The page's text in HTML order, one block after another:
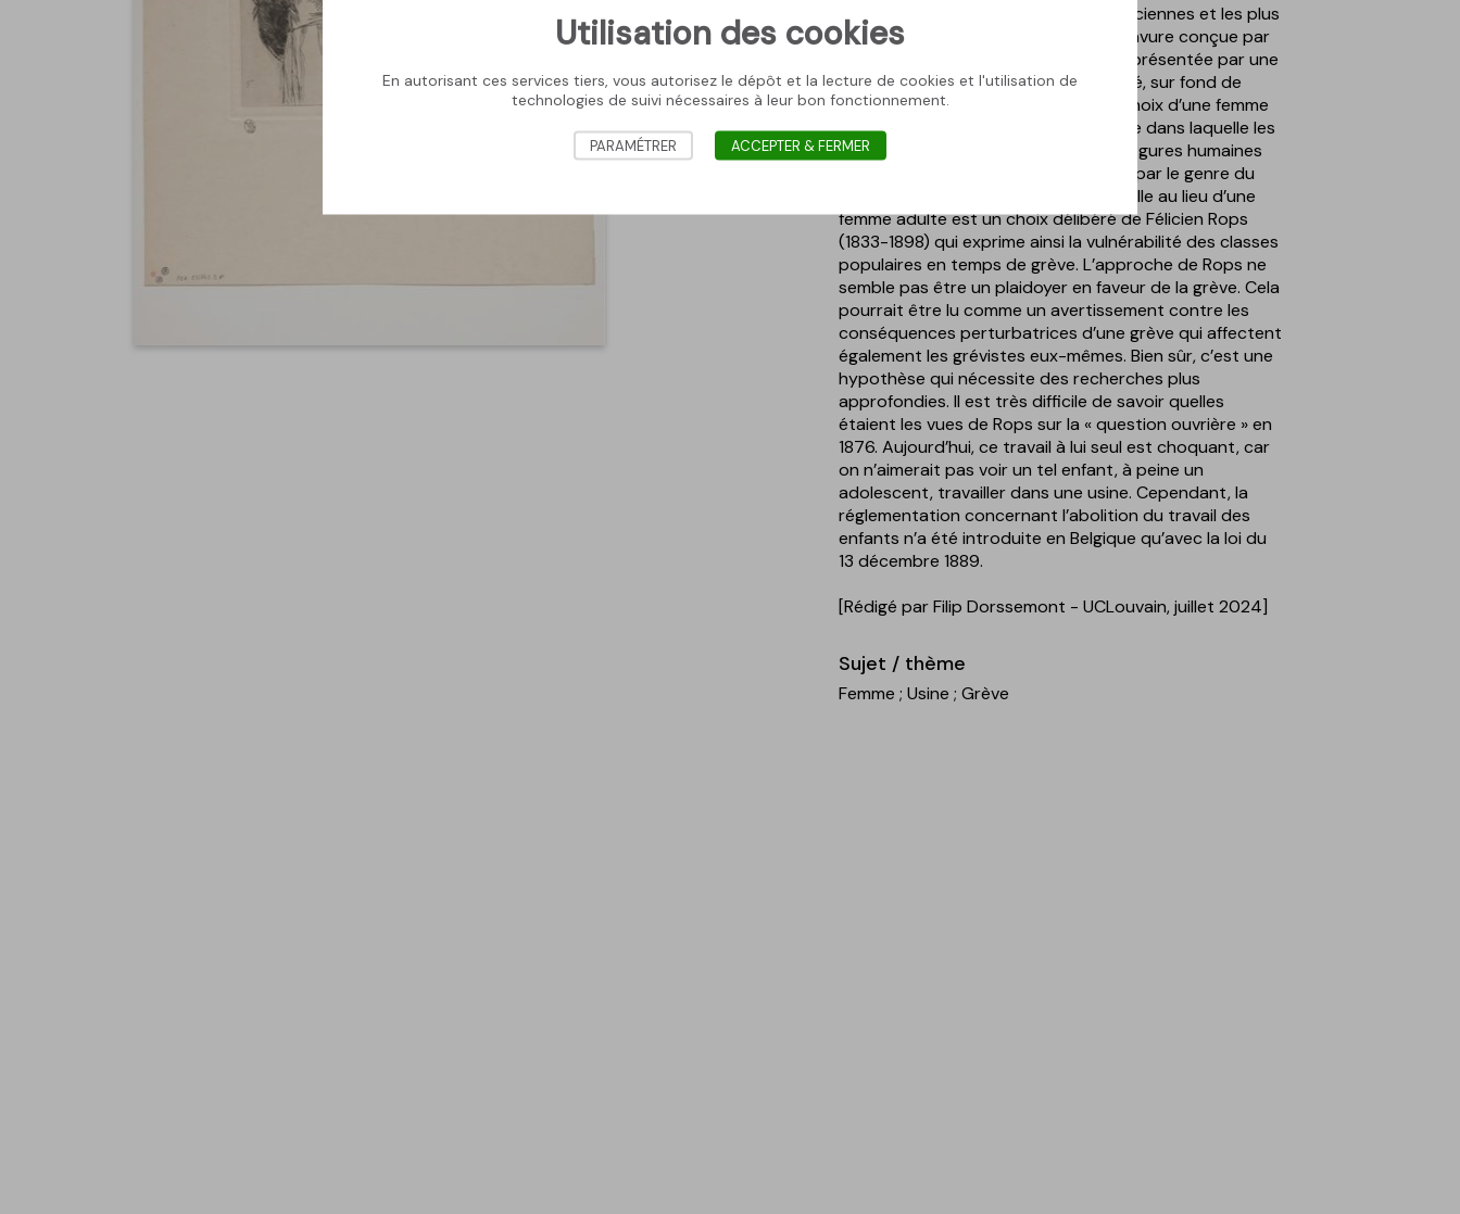
L’une des représentations les plus anciennes et les plus
interpellantes d’une grève est une gravure conçue par
Félicien Rops en 1876. La grève est représentée par une
seule fille, très anxieuse et à l’air affligé, sur fond de
cheminées d’usine non-fumeurs. Le choix d’une femme
s’inscrit dans une tradition allégorique dans laquelle les
concepts sont représentés par des figures humaines
en même temps qu'il est conditionné par le genre du
mot (La grève). Le choix d’une jeune fille au lieu d’une
femme adulte est un choix délibéré de Félicien Rops
(1833-1898) qui exprime ainsi la vulnérabilité des classes
populaires en temps de grève. L’approche de Rops ne
semble pas être un plaidoyer en faveur de la grève. Cela
pourrait être lu comme un avertissement contre les
conséquences perturbatrices d’une grève qui affectent
également les grévistes eux-mêmes. Bien sûr, c’est une
hypothèse qui nécessite des recherches plus
approfondies. Il est très difficile de savoir quelles
étaient les vues de Rops sur la « question ouvrière » en
1876. Aujourd’hui, ce travail à lui seul est choquant, car
on n’aimerait pas voir un tel enfant, à peine un
adolescent, travailler dans une usine. Cependant, la
réglementation concernant l’abolition du travail des
enfants n’a été introduite en Belgique qu’avec la loi du
13 décembre 1889.
[Rédigé par Filip Dorssemont - UCLouvain, juillet 2024]
Sujet / thème
Femme ; Usine ; Grève
Utilisation des cookies
En autorisant ces services tiers, vous autorisez le dépôt et la lecture de cookies et l'utilisation de
technologies de suivi nécessaires à leur bon fonctionnement.
PARAMÉTRER ACCEPTER & FERMER